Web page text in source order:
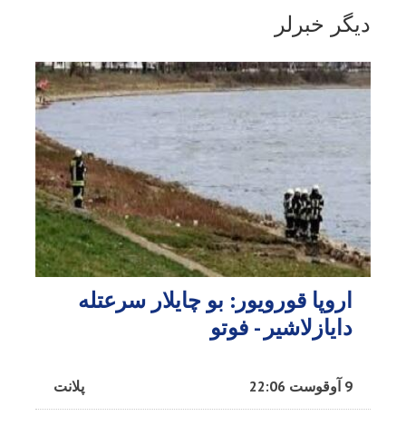
دیگر خبرلر
اروپا قورویور: بو چایلار سرعتله
دایازلاشیر - فوتو
پلانت 9 آوقوست 22:06